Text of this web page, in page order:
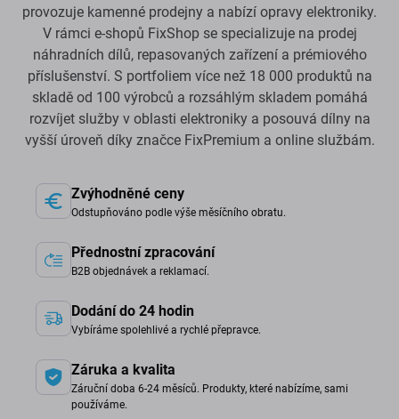
provozuje kamenné prodejny a nabízí opravy elektroniky.
V rámci e-shopů FixShop se specializuje na prodej
náhradních dílů, repasovaných zařízení a prémiového
příslušenství. S portfoliem více než 18 000 produktů na
skladě od 100 výrobců a rozsáhlým skladem pomáhá
rozvíjet služby v oblasti elektroniky a posouvá dílny na
vyšší úroveň díky značce FixPremium a online službám.
Zvýhodněné ceny
Odstupňováno podle výše měsíčního obratu.
Přednostní zpracování
B2B objednávek a reklamací.
Dodání do 24 hodin
Vybíráme spolehlivé a rychlé přepravce.
Záruka a kvalita
Záruční doba 6-24 měsíců. Produkty, které nabízíme, sami
používáme.